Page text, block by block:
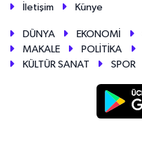
İletişim
Künye
DÜNYA EKONOMİ
MAKALE
POLİTİKA
KÜLTÜR SANAT
SPOR